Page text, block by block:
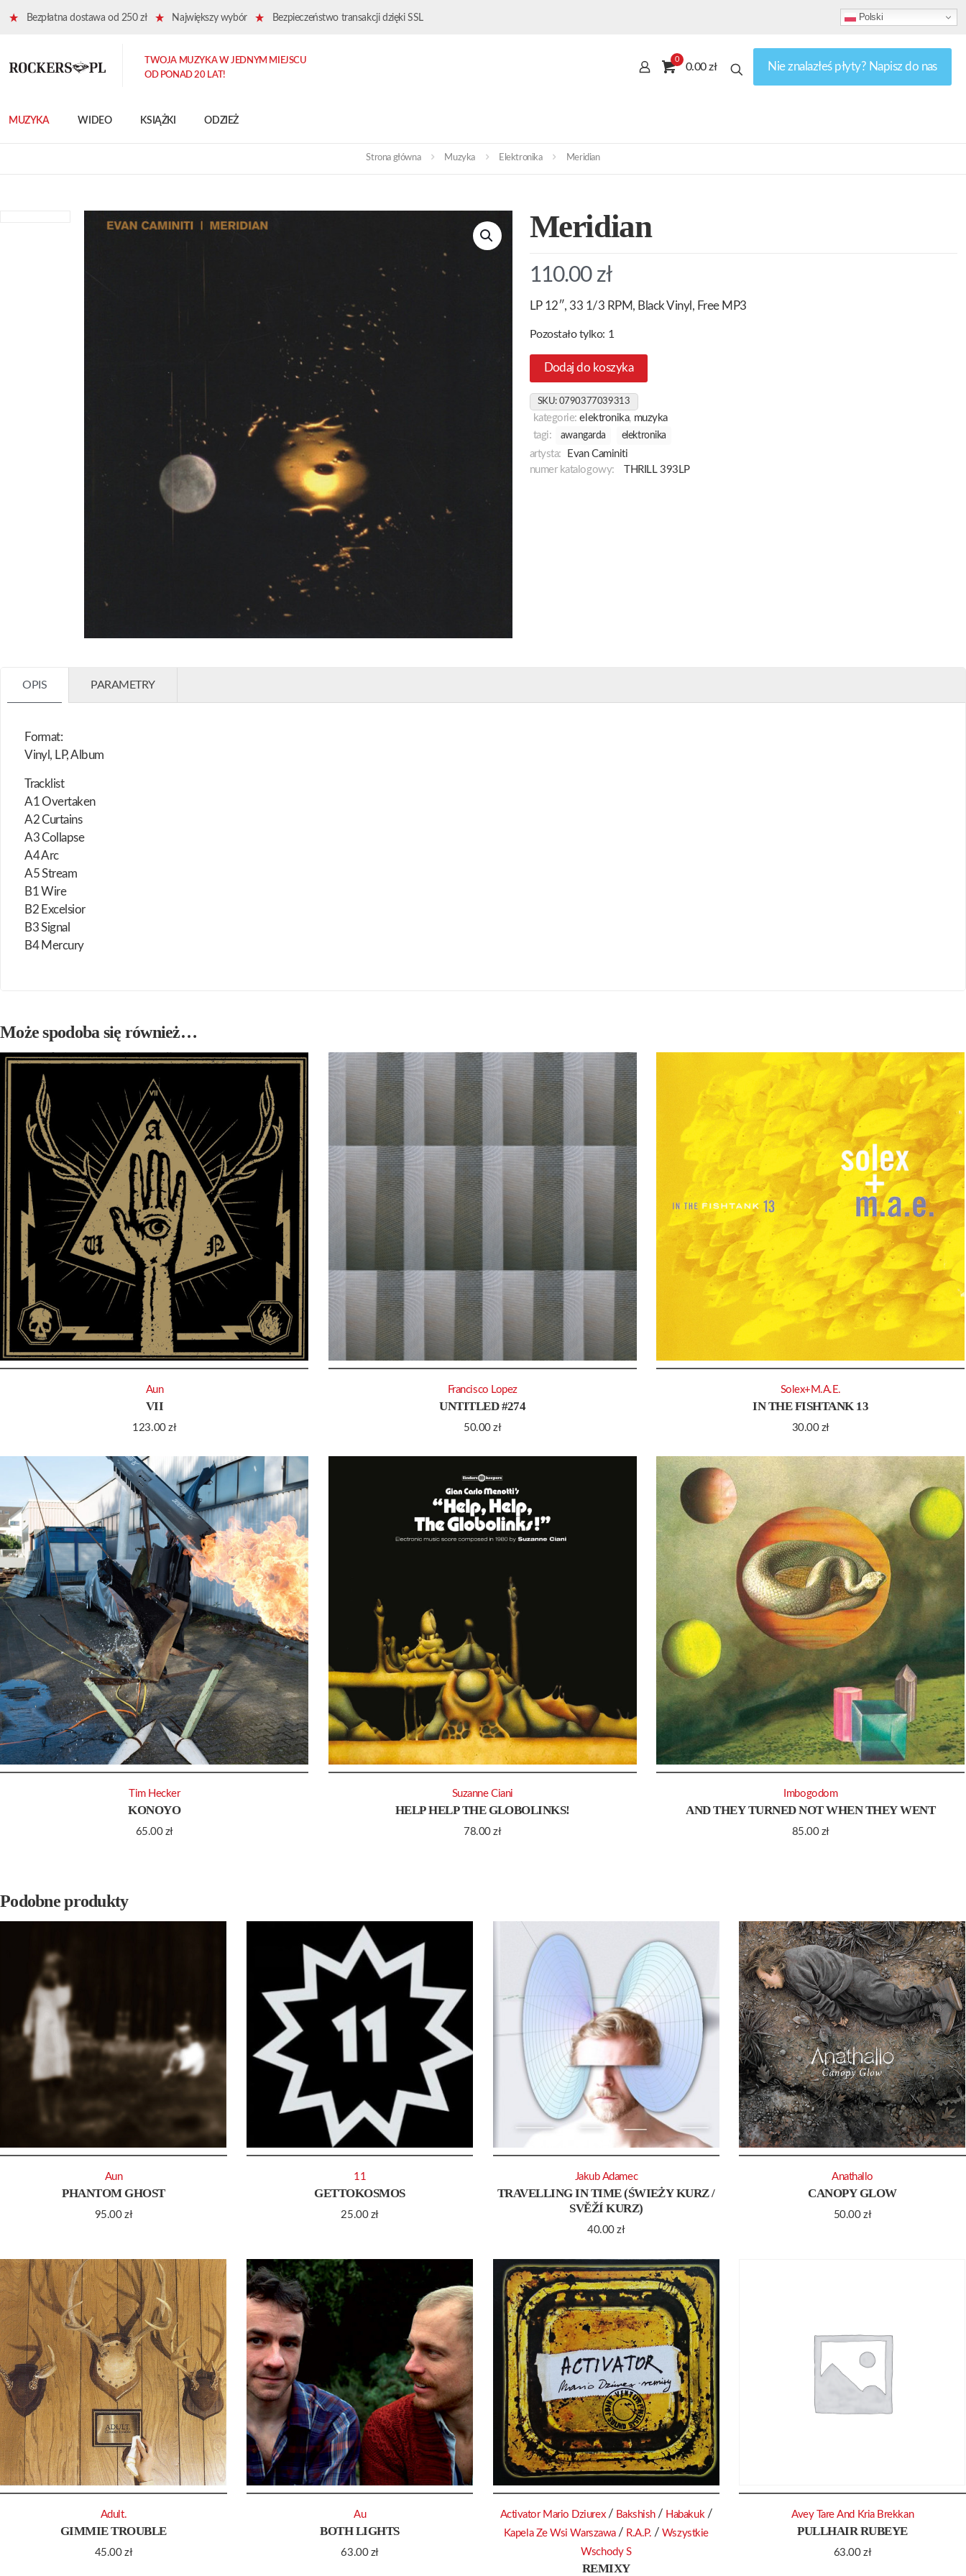
Bezpłatna dostawa od 250 zł Największy wybór Bezpieczeństwo transakcji dzięki SSL Polski
MUZYKA WIDEO KSIĄŻKI ODZIEŻ
TWOJA MUZYKA W JEDNYM MIEJSCU
OD PONAD 20 LAT!
0
0.00 zł Nie znalazłeś płyty? Napisz do nas
Strona główna Muzyka Elektronika Meridian
Meridian
110.00 zł
LP 12″, 33 1/3 RPM, Black Vinyl, Free MP3
Pozostało tylko: 1
Dodaj do koszyka
SKU: 0790377039313
kategorie:elektronika, muzyka
tagi:
awangarda elektronika
artysta:
Evan Caminiti
numer katalogowy:
THRILL 393LP
OPIS PARAMETRY
Format:
Vinyl, LP, Album
Tracklist
A1 Overtaken
A2 Curtains
A3 Collapse
A4 Arc
A5 Stream
B1 Wire
B2 Excelsior
B3 Signal
B4 Mercury
Może spodoba się również…
VII
123.00zł
Aun
UNTITLED #274
50.00zł
Francisco Lopez
IN THE FISHTANK 13
30.00 zł
Solex+M.A.E.
KONOYO
65.00 zł
Tim Hecker
HELP HELP THE GLOBOLINKS!
78.00zł
Suzanne Ciani
AND THEY TURNED NOT WHEN THEY WENT
85.00 zł
Imbogodom
Podobne produkty
PHANTOM GHOST
95.00zł
Aun
GETTOKOSMOS
25.00 zł
11
TRAVELLING IN TIME (ŚWIEŻY KURZ /
SVĚŽÍ KURZ)
40.00zł
Jakub Adamec
CANOPY GLOW
50.00zł
Anathallo
GIMMIE TROUBLE
45.00zł
Adult.
BOTH LIGHTS
63.00 zł
Au
REMIXY
Activator Mario Dziurex / Bakshish / Habakuk /
Kapela Ze Wsi Warszawa / R.A.P. / Wszystkie
Wschody S
PULLHAIR RUBEYE
63.00zł
Avey Tare And Kria Brekkan